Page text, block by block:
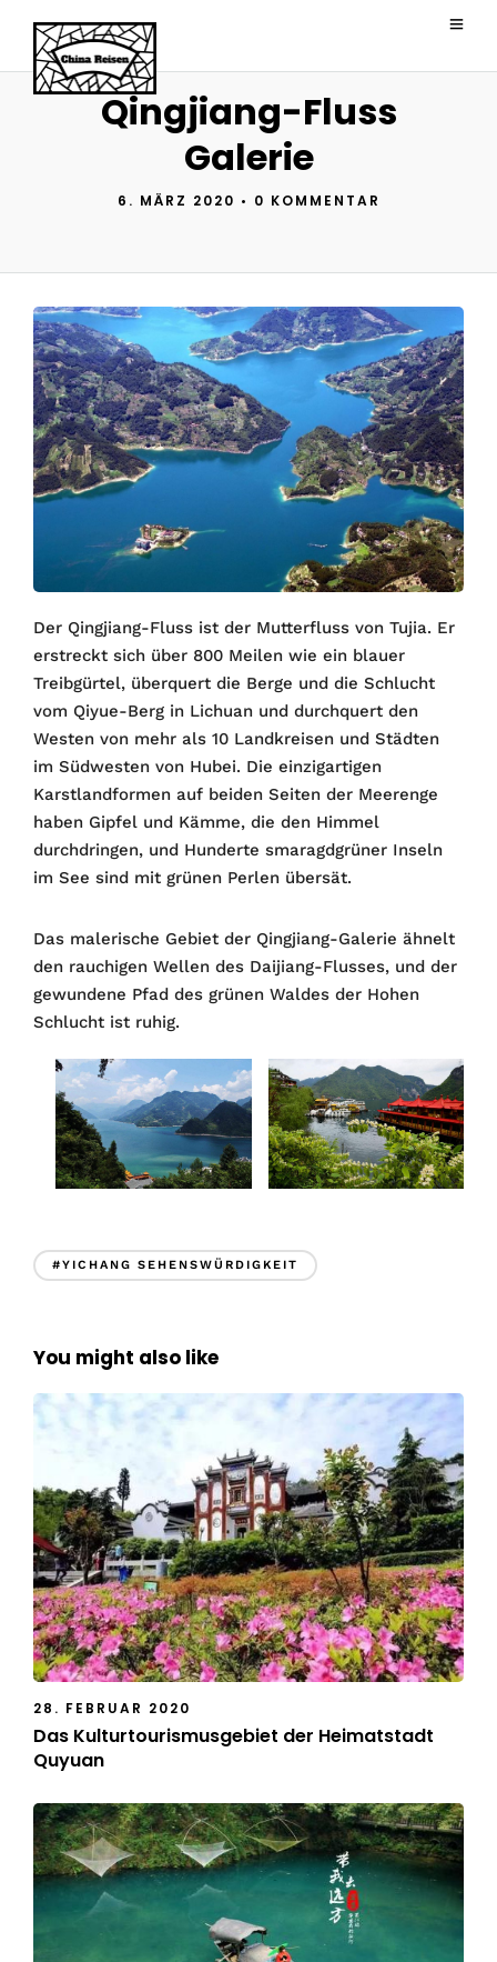
Qingjiang-Fluss
Galerie
6. MÄRZ 2020 • 0 KOMMENTAR
Der Qingjiang-Fluss ist der Mutterfluss von Tujia. Er
erstreckt sich über 800 Meilen wie ein blauer
Treibgürtel, überquert die Berge und die Schlucht
vom Qiyue-Berg in Lichuan und durchquert den
Westen von mehr als 10 Landkreisen und Städten
im Südwesten von Hubei. Die einzigartigen
Karstlandformen auf beiden Seiten der Meerenge
haben Gipfel und Kämme, die den Himmel
durchdringen, und Hunderte smaragdgrüner Inseln
im See sind mit grünen Perlen übersät.
Das malerische Gebiet der Qingjiang-Galerie ähnelt
den rauchigen Wellen des Daijiang-Flusses, und der
gewundene Pfad des grünen Waldes der Hohen
Schlucht ist ruhig.
#YICHANG SEHENSWÜRDIGKEIT
You might also like
28. FEBRUAR 2020
Das Kulturtourismusgebiet der Heimatstadt
Quyuan